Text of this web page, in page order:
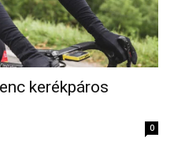
kerékpáros
0